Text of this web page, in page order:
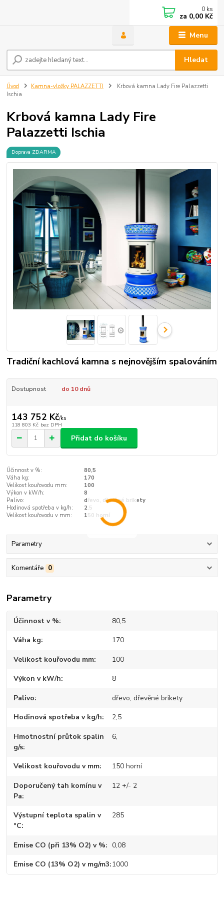
Menu
Hledat
0 ks
za 0,00 Kč
Úvod Kamna-vložky PALAZZETTI
Krbová kamna Lady Fire Palazzetti
Ischia
Krbová kamna Lady Fire
Palazzetti Ischia
Doprava ZDARMA
Tradiční kachlová kamna s nejnovějším spalováním
Dostupnost do 10 dnů
143 752 Kč/ks
118 803 Kč bez DPH
Přidat do košíku
Účinnost v %:
80,5
Váha kg:
170
Velikost kouřovodu mm:
100
Výkon v kW/h:
8
Palivo:
dřevo, dřevěné brikety
Hodinová spotřeba v kg/h:
2,5
Velikost kouřovodu v mm:
150 horní
Parametry
Komentáře 0
Parametry
Účinnost v % 80,5
Váha kg 170
Velikost kouřovodu mm 100
Výkon v kW/h 8
Palivo dřevo, dřevěné brikety
Hodinová spotřeba v kg/h 2,5
Hmotnostní průtok spalin
g/s
6,
Velikost kouřovodu v mm 150 horní
Doporučený tah komínu v
Pa
12 +/- 2
Výstupní teplota spalin v
°C
285
Emise CO (při 13% O2) v % 0,08
Emise CO (13% O2) v mg/m3 1000